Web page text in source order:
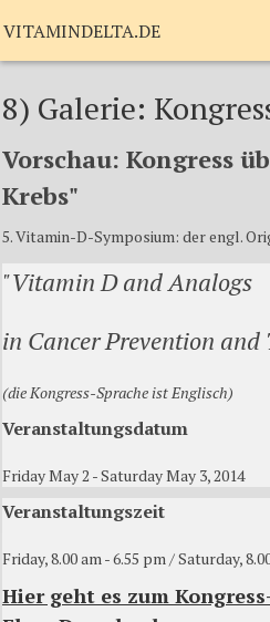
8) Galerie:
Vorschau: Kongress
Krebs"
5. Vitamin-D-Symposium: der engl.
"Vitamin D and Analogs
in Cancer Prevention and
(die Kongress-Sprache ist Englisch)
Veranstaltungsdatum
Friday May 2 - Saturday May 3, 2014
Veranstaltungszeit
Friday, 8.00 am - 6.55 pm / Saturday,
Hier geht es zum
VITAMINDELTA.DE